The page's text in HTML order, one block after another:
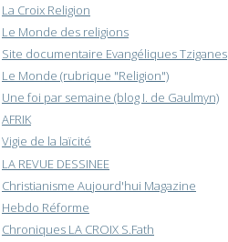
La Croix Religion
Le Monde des religions
Site documentaire Evangéliques Tziganes
Le Monde (rubrique "Religion")
Une foi par semaine (blog I. de Gaulmyn)
AFRIK
Vigie de la laïcité
LA REVUE DESSINEE
Christianisme Aujourd'hui Magazine
Hebdo Réforme
Chroniques LA CROIX S.Fath